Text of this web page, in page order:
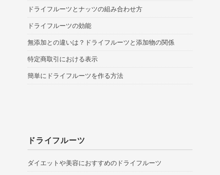
ドライフルーツとナッツの組み合わせ方
ドライフルーツの効能
無添加との違いは？ドライフルーツと添加物の関係
特定商取引における表示
簡単にドライフルーツを作る方法
ドライフルーツ
ダイエットや美容におすすめのドライフルーツ